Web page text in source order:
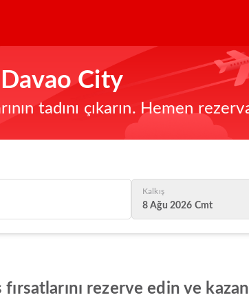
City
tadını çıkarın. Hemen
Kalkış
8 Ağu 2026 Cmt
rezerve edin ve